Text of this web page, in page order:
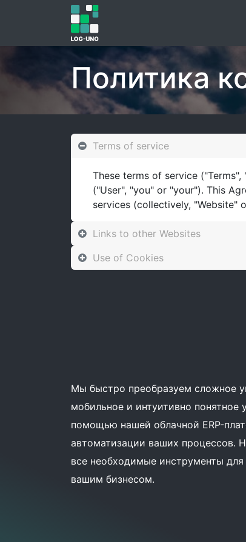
Политика
Terms of service
These terms of service
("User", "you" or "your"). This
services (collectively, "Website"
Links to other Websites
Use of Cookies
Мы быстро преобразуем сложное
мобильное и интуитивно
помощью нашей облачной ERP-
автоматизации ваших процессов.
все необходимые инструменты
вашим бизнесом.